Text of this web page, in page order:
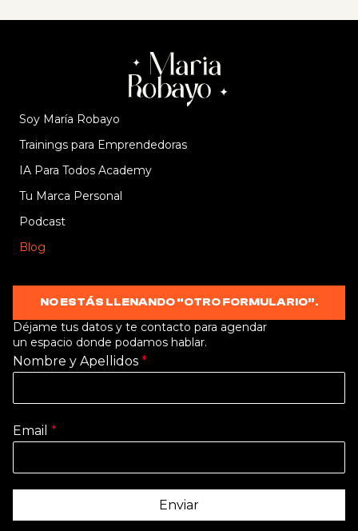
NO ESTÁS LLENANDO “OTRO FORMULARIO”.
Déjame tus datos y te contacto para agendar
un espacio donde podamos hablar.
Nombre y Apellidos *
Email *
Enviar
Soy María Robayo
Trainings para Emprendedoras
IA Para Todos Academy
Tu Marca Personal
Podcast
Blog